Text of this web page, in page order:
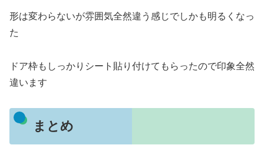
形は変わらないが雰囲気全然違う感じでしかも明るくなっ
た
ドア枠もしっかりシート貼り付けてもらったので印象全然
違います
まとめ